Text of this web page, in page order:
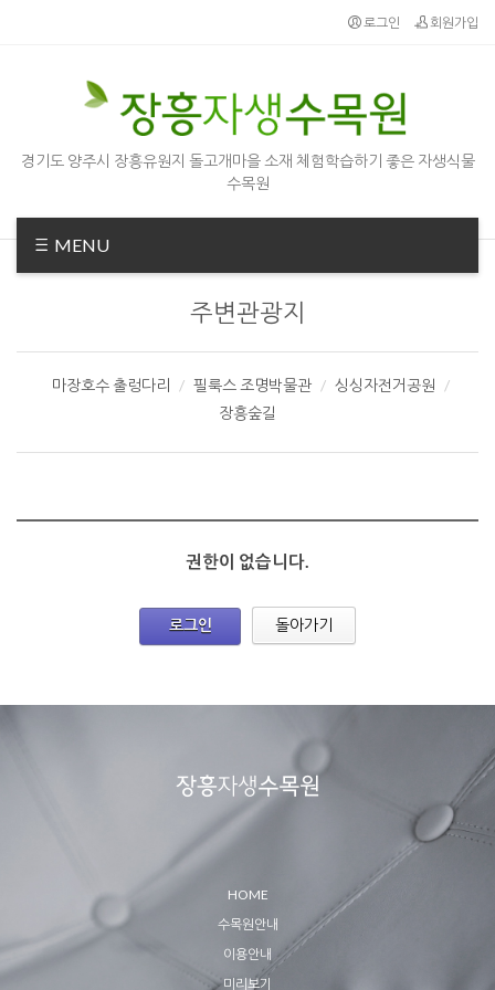
로그인 회원가입
경기도 양주시 장흥유원지 돌고개마을 소재 체험학습하기 좋은 자생식물
수목원
MENU
주변관광지
마장호수 출렁다리 필룩스 조명박물관
싱싱자전거공원
장흥숲길
권한이 없습니다.
로그인 돌아가기
HOME
수목원안내
이용안내
미리보기